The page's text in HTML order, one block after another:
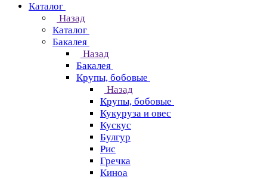
Каталог
Назад
Каталог
Бакалея
Назад
Бакалея
Крупы, бобовые
Назад
Крупы, бобовые
Кукуруза и овес
Кускус
Булгур
Рис
Гречка
Киноа